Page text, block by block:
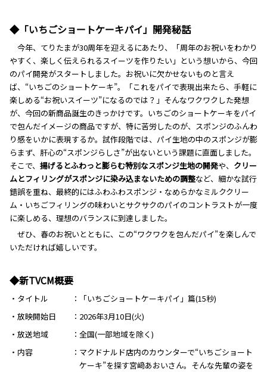
◆「いちごショートケーキパイ」開発秘話
今年、てりたまが30周年を迎えるにあたり、「周年のお祝いをわかり
やすく、楽しく伝えられるスイーツを作りたい」という想いから、今回
のパイ開発がスタートしました。お祝いに欠かせないものと言え
ば、“いちごのショートケーキ”。「これをパイで表現出来たら、手軽に
楽しめる“お祝いスイーツ”になるのでは？」そんなワクワクした発想
が、今回の新商品誕生のきっかけです。いちごのショートケーキをパイ
で包んだイメージの商品ですが、特に苦労したのが、スポンジのふんわ
り感をいかに表現するか。試作段階では、パイ生地の中のスポンジが膨
らまず、肝心の“スポンジらしさ”が出ないという課題に直面しました。
そこで、 揚げるとふわっと膨らむ特別なスポンジ生地の開発や、 クリー
ムとフィリングがスポンジに染み込まないための調整など、細かな試行
錯誤を重ね、最終的にはふわふわスポンジ・なめらかなミルククリー
ム・いちごフィリングの味わいとサクサクのパイのコントラストが一度
に楽しめる、理想のバランスに到達しました。
ぜひ、春のお祝いとともに、この“ワクワクを包んだパイ”を楽しんで
いただければ嬉しいです。
◆新TVCM概要
・タイトル
「いちごショートケーキパイ」篇(15秒)
・放映開始日
2026年3月10日(火)
・放送地域
全国(一部地域を除く)
・内容
マクドナルド店内のカウンターで“いちごショート
ケーキ”を探す宮﨑あおいさん。そんな先輩の姿を